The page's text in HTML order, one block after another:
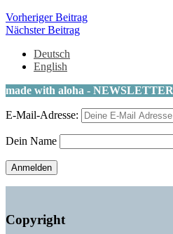
Beitragsnavigation
Vorheriger BeitragVorheriger
Nächster BeitragNächster
Deutsch
English
made with aloha - NEWSLETTER
E-Mail-Adresse:
Dein Name
Copyright